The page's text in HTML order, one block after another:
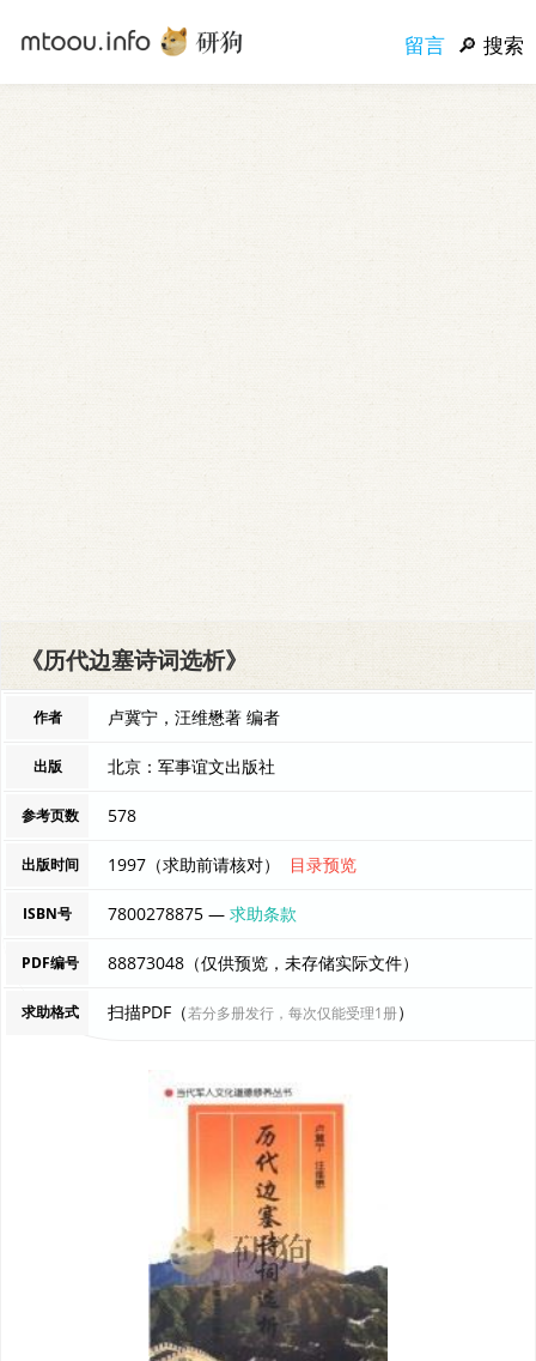
留言 搜索
《历代边塞诗词选析》
作者 卢冀宁，汪维懋著 编者
出版 北京：军事谊文出版社
参考页数 578
出版时间 1997（求助前请核对） 目录预览
ISBN号 7800278875 —求助条款
PDF编号 88873048（仅供预览，未存储实际文件）
求助格式 扫描PDF（若分多册发行，每次仅能受理1册）